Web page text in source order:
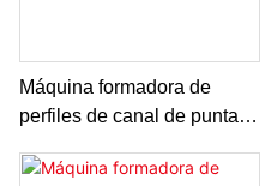
Máquina formadora de
perfiles de canal de puntal
montaje solar de alta